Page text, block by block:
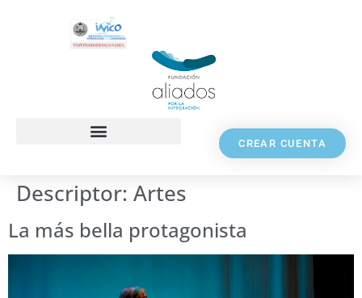
CREAR CUENTA
Descriptor: Artes
La más bella protagonista